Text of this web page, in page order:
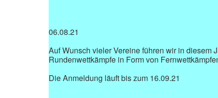
06.08.21
Auf Wunsch vieler Vereine führen wir in diesem
Rundenwettkämpfe in Form von
Die Anmeldung läuft bis zum 16.09.21